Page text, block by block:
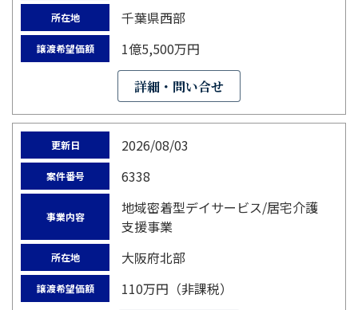
所在地 千葉県西部
譲渡希望価額 1億5,500万円
詳細・問い合せ
更新日 2026/08/03
案件番号 6338
事業内容
地域密着型デイサービス/居宅介護
支援事業
所在地 大阪府北部
譲渡希望価額 110万円（非課税）